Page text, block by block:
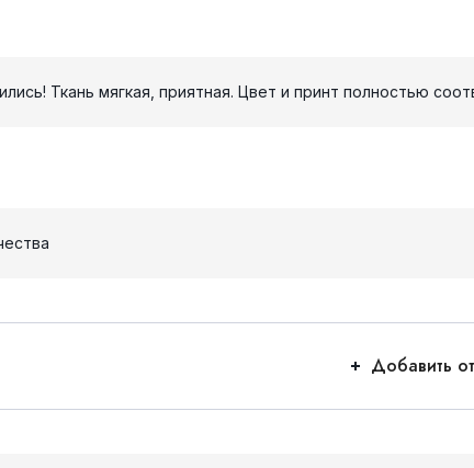
Ткань мягкая, приятная. Цвет и принт полностью
Добавить